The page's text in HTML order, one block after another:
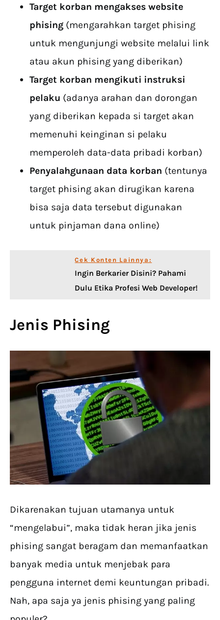
Target korban mengakses website
phising (mengarahkan target phising
untuk mengunjungi website melalui link
atau akun phising yang diberikan)
Target korban mengikuti instruksi
pelaku (adanya arahan dan dorongan
yang diberikan kepada si target akan
memenuhi keinginan si pelaku
memperoleh data-data pribadi korban)
Penyalahgunaan data korban (tentunya
target phising akan dirugikan karena
bisa saja data tersebut digunakan
untuk pinjaman dana online)
Cek Konten Lainnya:
Ingin Berkarier Disini? Pahami
Dulu Etika Profesi Web Developer!
Jenis Phising
Dikarenakan tujuan utamanya untuk
“mengelabui”, maka tidak heran jika jenis
phising sangat beragam dan memanfaatkan
banyak media untuk menjebak para
pengguna internet demi keuntungan pribadi.
Nah, apa saja ya jenis phising yang paling